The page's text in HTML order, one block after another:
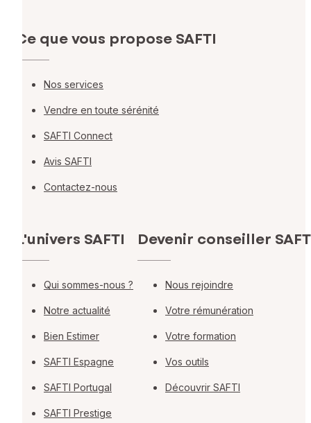
Ce que vous propose SAFTI
Nos services
Vendre en toute sérénité
SAFTI Connect
Avis SAFTI
Contactez-nous
L'univers SAFTI
Qui sommes-nous ?
Notre actualité
Bien Estimer
SAFTI Espagne
SAFTI Portugal
SAFTI Prestige
Devenir conseiller
Nous rejoindre
Votre rémunération
Votre formation
Vos outils
Découvrir SAFTI